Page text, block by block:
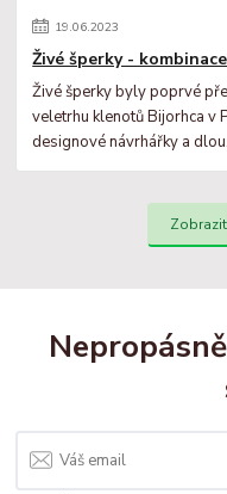
19.06.2023
Živé šperky -
Živé šperky byly poprvé
veletrhu klenotů Bijorhca v
designové návrhářky a